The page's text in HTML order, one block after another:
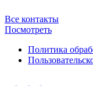
Все контакты
Посмотреть
Политика